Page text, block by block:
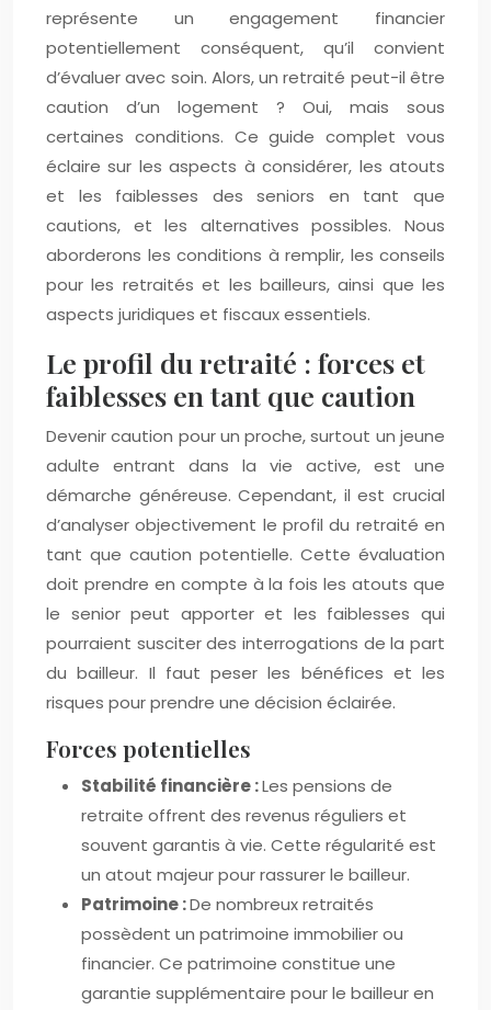
représente un engagement financier
potentiellement conséquent, qu’il convient
d’évaluer avec soin. Alors, un retraité peut-il être
caution d’un logement ? Oui, mais sous
certaines conditions. Ce guide complet vous
éclaire sur les aspects à considérer, les atouts
et les faiblesses des seniors en tant que
cautions, et les alternatives possibles. Nous
aborderons les conditions à remplir, les conseils
pour les retraités et les bailleurs, ainsi que les
aspects juridiques et fiscaux essentiels.
Le profil du retraité : forces et
faiblesses en tant que caution
Devenir caution pour un proche, surtout un jeune
adulte entrant dans la vie active, est une
démarche généreuse. Cependant, il est crucial
d’analyser objectivement le profil du retraité en
tant que caution potentielle. Cette évaluation
doit prendre en compte à la fois les atouts que
le senior peut apporter et les faiblesses qui
pourraient susciter des interrogations de la part
du bailleur. Il faut peser les bénéfices et les
risques pour prendre une décision éclairée.
Forces potentielles
Stabilité financière :Les pensions de
retraite offrent des revenus réguliers et
souvent garantis à vie. Cette régularité est
un atout majeur pour rassurer le bailleur.
Patrimoine :De nombreux retraités
possèdent un patrimoine immobilier ou
financier. Ce patrimoine constitue une
garantie supplémentaire pour le bailleur en